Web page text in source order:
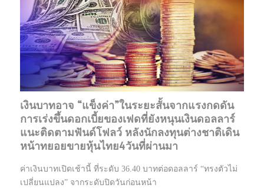
เงินบาทอาจ “แข็งค่า”ในระยะสั้นจากแรงกดดัน
การเร่งขึ้นดอกเบี้ยของเฟดที่ยังหนุนเงินดอลลาร์
แนะติดตามฟันด์โฟลว์ หลังนักลงทุนต่างชาติเดิน
หน้าทยอยขายหุ้นไทย4วันที่ผ่านมา
ค่าเงินบาทเปิดเช้านี้ ที่ระดับ 36.40 บาทต่อดอลลาร์ “ทรงตัวไม่
เปลี่ยนแปลง” จากระดับปิดวันก่อนหน้า